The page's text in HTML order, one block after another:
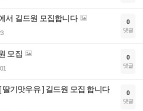
서 길드원 모집합니다 0
댓글
모집 0
댓글
딸기맛우유 ] 길드원 모집 합니다 0
댓글